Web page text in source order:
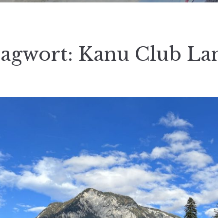
Kanu Club